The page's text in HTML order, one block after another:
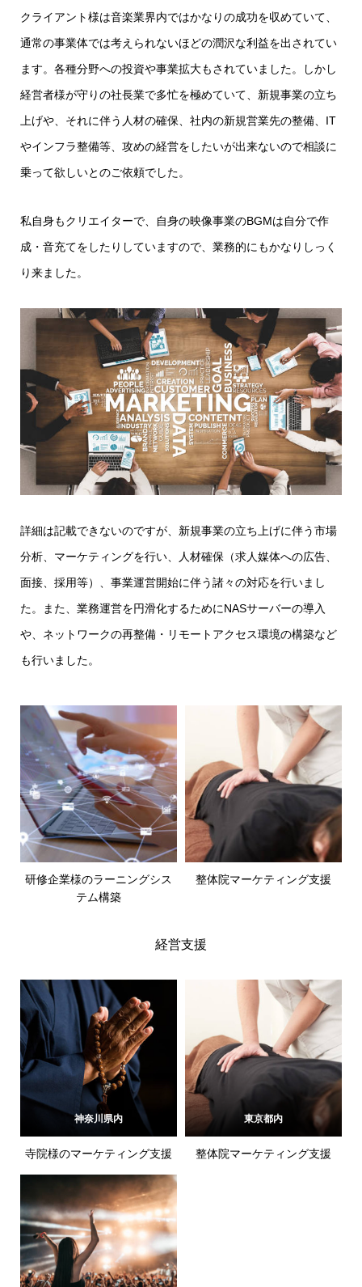
クライアント様は音楽業界内ではかなりの成功を収めていて、
通常の事業体では考えられないほどの潤沢な利益を出されてい
ます。各種分野への投資や事業拡大もされていました。しかし
経営者様が守りの社長業で多忙を極めていて、新規事業の立ち
上げや、それに伴う人材の確保、社内の新規営業先の整備、IT
やインフラ整備等、攻めの経営をしたいが出来ないので相談に
乗って欲しいとのご依頼でした。
私自身もクリエイターで、自身の映像事業のBGMは自分で作
成・音充てをしたりしていますので、業務的にもかなりしっく
り来ました。
詳細は記載できないのですが、新規事業の立ち上げに伴う市場
分析、マーケティングを行い、人材確保（求人媒体への広告、
面接、採用等）、事業運営開始に伴う諸々の対応を行いまし
た。また、業務運営を円滑化するためにNASサーバーの導入
や、ネットワークの再整備・リモートアクセス環境の構築など
も行いました。
研修企業様のラーニングシス
テム構築
整体院マーケティング支援
経営支援
神奈川県内
寺院様のマーケティング支援
東京都内
整体院マーケティング支援